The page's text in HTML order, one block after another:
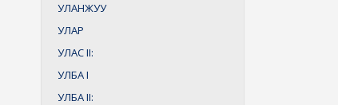
УЛАНЖУУ
УЛАР
УЛАСII:
УЛБАI
УЛБАII: